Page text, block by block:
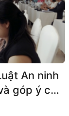
An ninh
góp ý của